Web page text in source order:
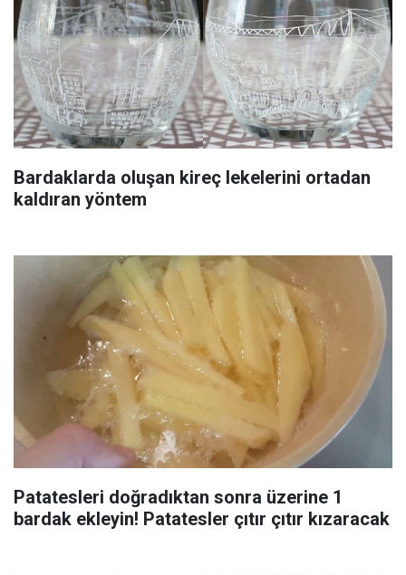
Bardaklarda oluşan kireç lekelerini ortadan
kaldıran yöntem
Patatesleri doğradıktan sonra üzerine 1
bardak ekleyin! Patatesler çıtır çıtır kızaracak